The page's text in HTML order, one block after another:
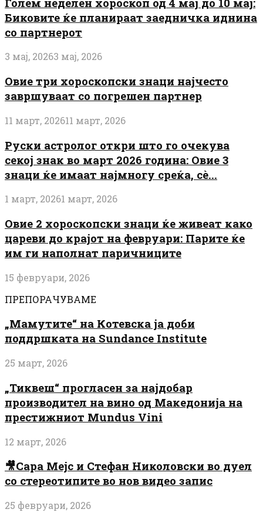
Биковите ќе планираат заедничка иднина
со партнерот
3 мај, 20263 мај, 2026
Овие три хороскопски знаци најчесто
завршуваат со погрешен партнер
11 март, 202611 март, 2026
Руски астролог откри што го очекува
секој знак во март 2026 година: Овие 3
знаци ќе имаат најмногу среќа, сè...
1 март, 20261 март, 2026
Овие 2 хороскопски знаци ќе живеат како
цареви до крајот на февруари: Парите ќе
им ги наполнат паричниците
15 февруари, 2026
ПРЕПОРАЧУВАМЕ
„Мамутите“ на Котевска ја доби
поддршката на Sundance Institute
25 март, 2026
„Тиквеш“ прогласен за најдобар
производител на вино од Македонија на
престижниот Mundus Vini
12 март, 2026
🎥Сара Мејс и Стефан Николовски во дуел
со стереотипите во нов видео запис
25 февруари, 2026